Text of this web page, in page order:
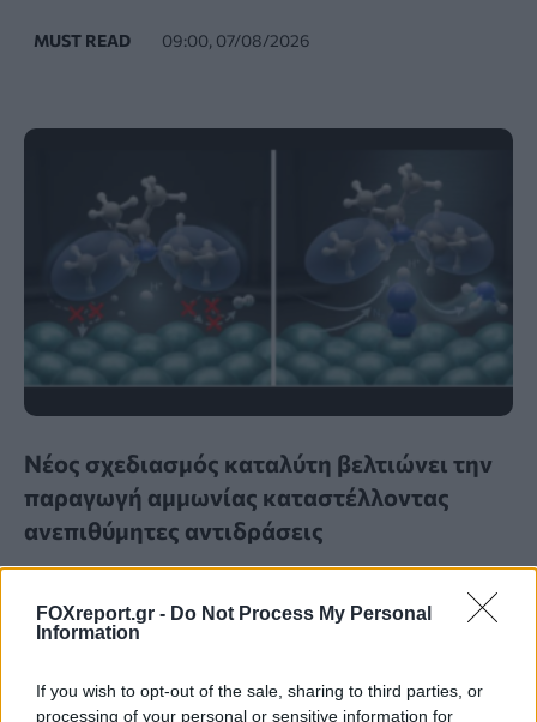
FOXreport.gr - Do Not Process My Personal
Information
If you wish to opt-out of the sale, sharing to third parties, or
processing of your personal or sensitive information for
MUST READ 09:00, 07/08/2026
Νέος σχεδιασμός καταλύτη βελτιώνει την
παραγωγή αμμωνίας καταστέλλοντας
ανεπιθύμητες αντιδράσεις